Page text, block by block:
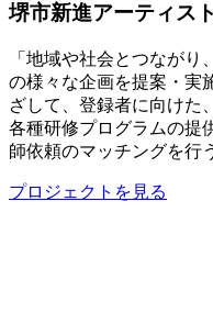
堺市新進アーティス
「地域や社会とつなが
の様々な企画を提案・実
ざして、登録者に向けた
各種研修プログラムの提
師依頼のマッチングを行
プロジェクトを見る